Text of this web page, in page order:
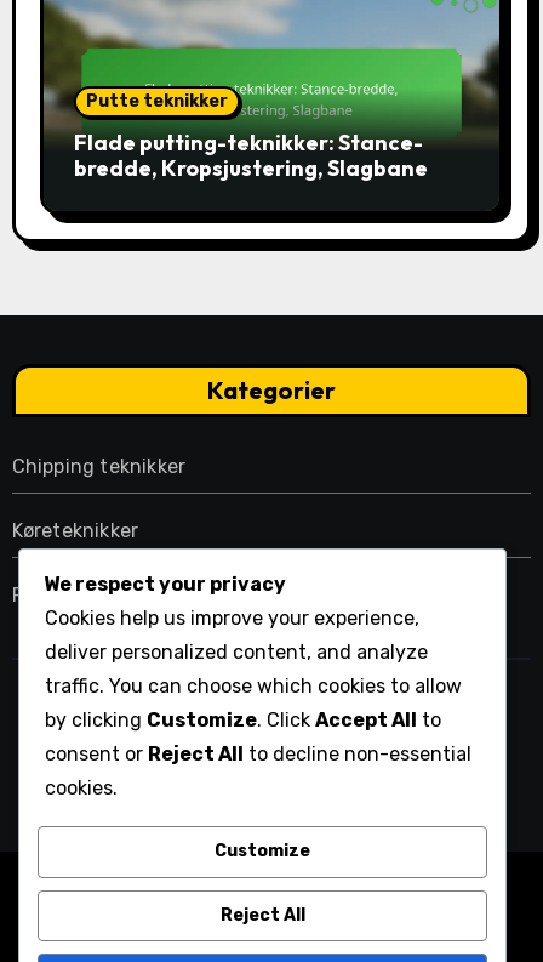
Putte teknikker
Flade putting-teknikker: Stance-
bredde, Kropsjustering, Slagbane
Kategorier
Chipping teknikker
Køreteknikker
Putte teknikker
dfs-fuchsia.dk
Copyright © All rights reserved |Blogariseby
Themeansar
We respect your privacy
Cookies help us improve your experience,
deliver personalized content, and analyze
traffic. You can choose which cookies to allow
by clicking Customize. Click Accept All to
consent or Reject All to decline non-essential
cookies.
Customize
Reject All